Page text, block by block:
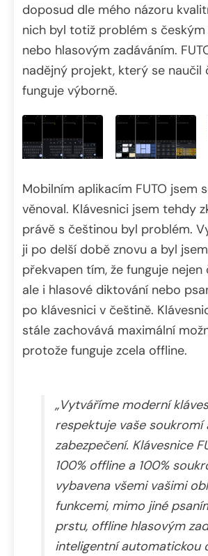
doposud dle mého názoru
nich byl totiž problém s českým
nebo hlasovým zadáváním.
nadějný projekt, který se naučil
funguje výborně.
Mobilním aplikacím FUTO jsem
věnoval. Klávesnici jsem tehdy
právě s češtinou byl problém.
ji po delší době znovu a byl
překvapen tím, že funguje nejen
ale i hlasové diktování nebo
po klávesnici v češtině.
stále zachovává maximální
protože funguje zcela offline.
„Vytváříme moderní
respektuje vaše soukromí
zabezpečení. Klávesnice
100% offline a 100%
vybavena všemi vašimi
funkcemi, mimo jiné
prstu, offline hlasovým
inteligentní automatickou